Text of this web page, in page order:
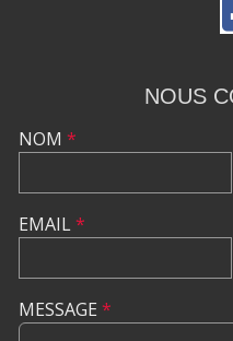
NOUS
NOM *
EMAIL*
MESSAGE *